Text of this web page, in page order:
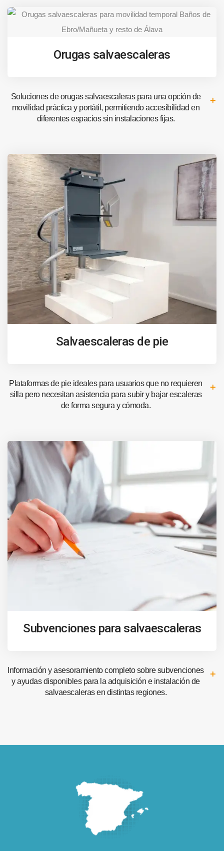
Orugas salvaescaleras
Soluciones de orugas salvaescaleras para una opción de
movilidad práctica y portátil, permitiendo accesibilidad en
diferentes espacios sin instalaciones fijas.
Salvaescaleras de pie
Plataformas de pie ideales para usuarios que no requieren
silla pero necesitan asistencia para subir y bajar escaleras
de forma segura y cómoda.
Subvenciones para salvaescaleras
Información y asesoramiento completo sobre subvenciones
y ayudas disponibles para la adquisición e instalación de
salvaescaleras en distintas regiones.